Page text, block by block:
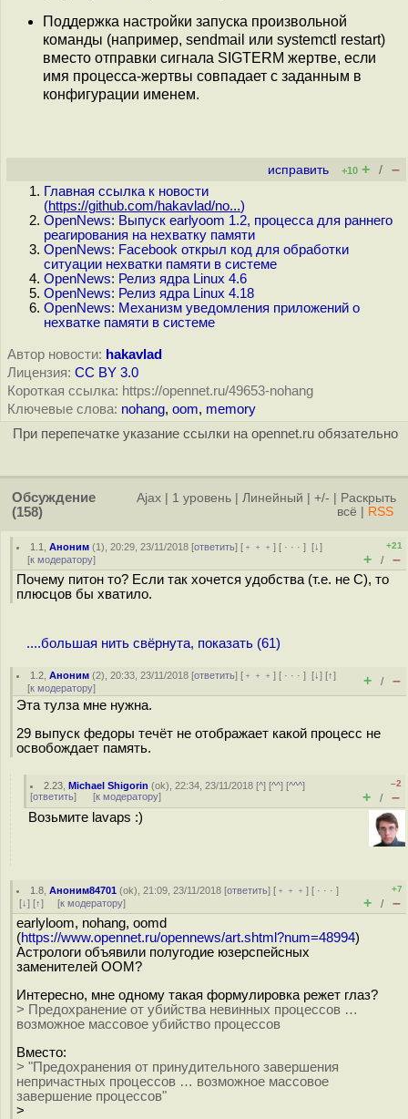
Поддержка настройки запуска произвольной
команды (например, sendmail или systemctl restart)
вместо отправки сигнала SIGTERM жертве, если
имя процесса-жертвы совпадает с заданным в
конфигурации именем.
исправить +10 + / –
Главная ссылка к новости
(https://github.com/hakavlad/no...)
OpenNews: Выпуск earlyoom 1.2, процесса для раннего
реагирования на нехватку памяти
OpenNews: Facebook открыл код для обработки
ситуации нехватки памяти в системе
OpenNews: Релиз ядра Linux 4.6
OpenNews: Релиз ядра Linux 4.18
OpenNews: Механизм уведомления приложений о
нехватке памяти в системе
Автор новости: hakavlad
Лицензия: CC BY 3.0
Короткая ссылка: https://opennet.ru/49653-nohang
Ключевые слова: nohang, oom, memory
При перепечатке указание ссылки на opennet.ru обязательно
Обсуждение
(158)
Ajax 1 уровень Линейный +/-
Раскрыть
всё
RSS
1.1 ,Аноним (1), 20:29, 23/11/2018 [ответить] [ ﹢﹢﹢] [ · · ·][↓]
[к модератору]
+21
+ / –
Почему питон то? Если так хочется удобства (т.е. не C), то
плюсцов бы хватило.
....большая нить свёрнута, показать (61)
1.2 ,Аноним (2), 20:33, 23/11/2018 [ответить] [ ﹢﹢﹢] [ · · ·][↓] [↑]
[к модератору] + / –
Эта тулза мне нужна.
29 выпуск федоры течёт не отображает какой процесс не
освобождает память.
2.23 ,Michael Shigorin (ok), 22:34, 23/11/2018 [^] [^^] [^^^]
[ответить] [к модератору]
–2
+ / –
Возьмите lavaps :)
1.8 ,Аноним84701 (ok), 21:09, 23/11/2018 [ответить] [ ﹢﹢﹢] [ · · ·]
[↓] [↑] [к модератору]
+7
+ / –
earlyloom, nohang, oomd
(https://www.opennet.ru/opennews/art.shtml?num=48994)
Астрологи объявили полугодие юзерспейсных
заменителей ООМ?
Интересно, мне одному такая формулировка режет глаз?
> Предохранение от убийства невинных процессов …
возможное массовое убийство процессов
Вместо:
> "Предохранения от принудительного завершения
непричастных процессов … возможное массовое
завершение процессов"
>